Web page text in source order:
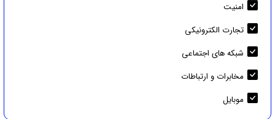
امنيت
تجارت الکترونیکی
شبکه های اجتماعی
مخابرات و ارتباطات
موبایل